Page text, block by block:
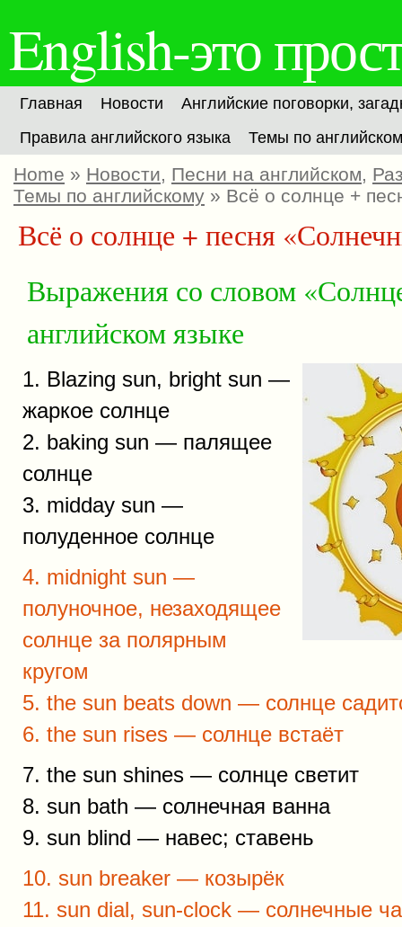
English-это
Главная Новости
Английские поговорки,
Правила английского языка
Темы по
Home » Новости Песни на английском
Темы по английскому » Всё о солнце +
Всё о солнце + песня
Выражения со словом
английском языке
1. Blazing sun, bright sun —
жаркое солнце
2. baking sun — палящее
солнце
3. midday sun —
полуденное солнце
4. midnight sun —
полуночное, незаходящее
солнце за полярным
кругом
5. the sun beats down — солнце
6. the sun rises — солнце встаёт
7. the sun shines — солнце светит
8. sun bath — солнечная ванна
9. sun blind — навес; ставень
10. sun breaker — козырёк
11. sun dial, sun-clock — солнечные